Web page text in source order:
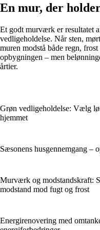
En mur, der
Et godt murværk er resultatet
vedligeholdelse. Når sten,
muren modstå både regn,
opbygningen – men
årtier.
Grøn vedligeholdelse: Vælg
hjemmet
Sæsonens husgennemgang –
Murværk og modstandskraft:
modstand mod fugt og frost
Energirenovering med